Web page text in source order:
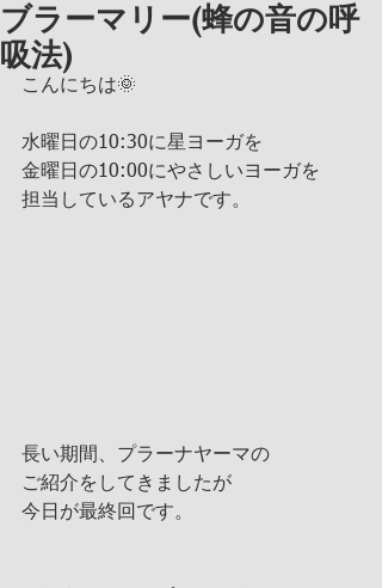
ブラーマリー(蜂の音の呼
吸法)
こんにちは🌞
水曜日の10:30に星ヨーガを
金曜日の10:00にやさしいヨーガを
担当しているアヤナです。
長い期間、プラーナヤーマの
ご紹介をしてきましたが
今日が最終回です。